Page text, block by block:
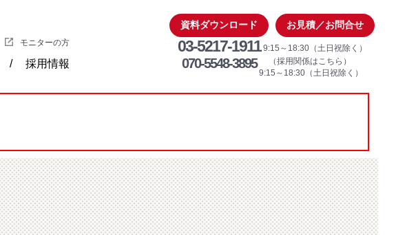
モニターの方
採用情報
資料ダウンロード お見積／お問合せ
03-5217-19119:15～18:30（土日祝除く）
070-5548-3895
（採用関係はこちら）
9:15～18:30（土日祝除く）